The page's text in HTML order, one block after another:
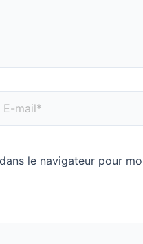
le navigateur pour